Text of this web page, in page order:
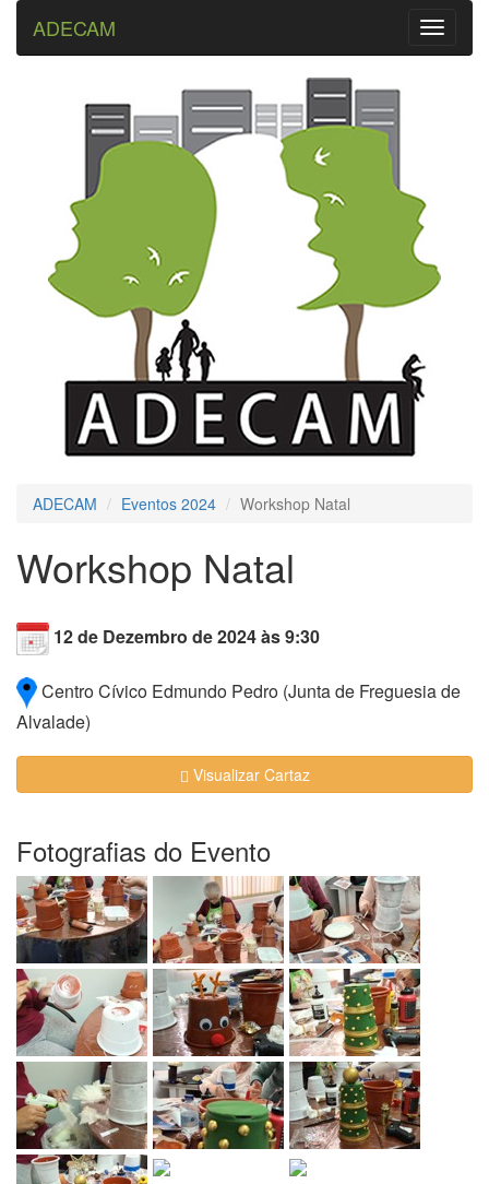
Toggle
ADECAM
ADECAM Eventos 2024 Workshop Natal
Workshop Natal
12 de Dezembro de 2024 às 9:30
Centro Cívico Edmundo Pedro (Junta de Freguesia de
Alvalade)
Visualizar Cartaz
Fotografias do Evento